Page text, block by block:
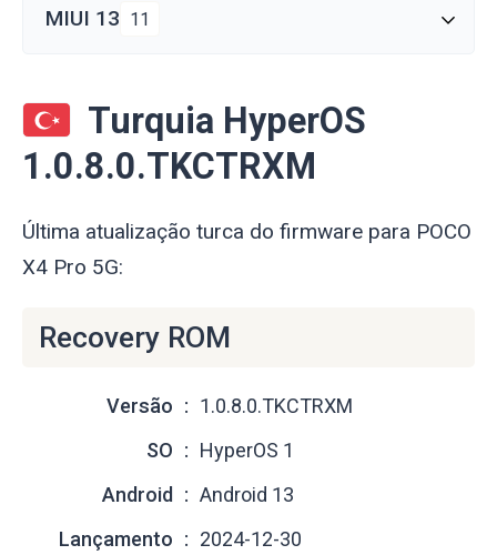
MIUI 13 11
Turquia HyperOS
1.0.8.0.TKCTRXM
Última atualização turca do firmware para POCO
X4 Pro 5G:
Recovery ROM
Versão
1.0.8.0.TKCTRXM
SO
HyperOS 1
Android
Android 13
Lançamento
2024-12-30